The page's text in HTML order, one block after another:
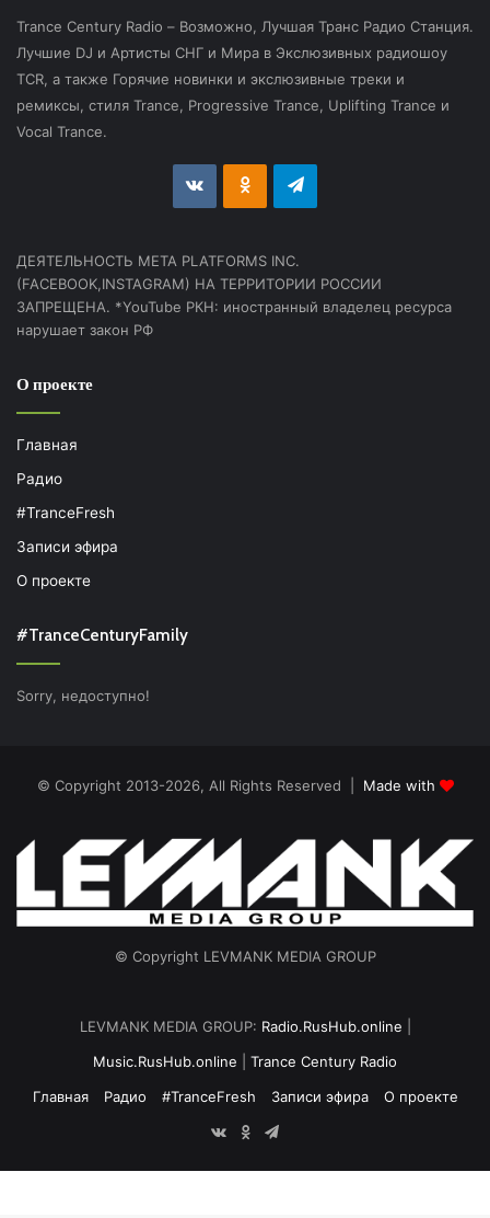
Trance Century Radio – Возможно, Лучшая Транс Радио Станция.
Лучшие DJ и Артисты СНГ и Мира в Экслюзивных радиошоу
TCR, а также Горячие новинки и экслюзивные треки и
ремиксы, стиля Trance, Progressive Trance, Uplifting Trance и
Vocal Trance.
vk.com Odnoklassniki
Telegram
ДЕЯТЕЛЬНОСТЬ МЕТА PLATFORMS INC.
(FACEBOOK,INSTAGRAM) НА ТЕРРИТОРИИ РОССИИ
ЗАПРЕЩЕНА. *YouTube РКН: иностранный владелец ресурса
нарушает закон РФ
О проекте
Главная
Радио
#TranceFresh
Записи эфира
О проекте
#TranceCenturyFamily
Sorry, недоступно!
© Copyright 2013-2026, All Rights Reserved | Made with
© Copyright LEVMANK MEDIA GROUP
LEVMANK MEDIA GROUP: Radio.RusHub.online
Music.RusHub.online
Trance Century Radio
Главная
Радио #TranceFresh Записи эфира
О проекте
vk.com
Odnoklassniki
Telegram